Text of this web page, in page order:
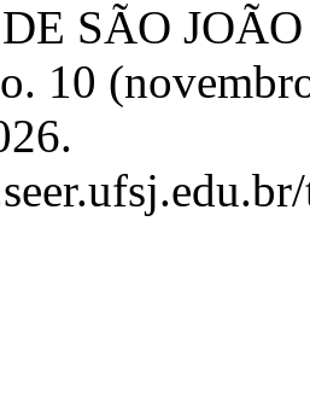
SÃO
10